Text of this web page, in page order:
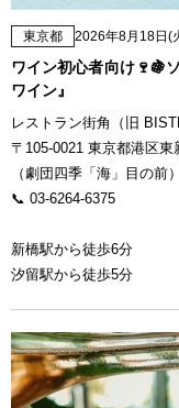
東京都 2026年8月18日(
ワイン初心者向け🍷🍇
ワイン』
レストラン街角（旧
〒105-0021 東京都港区
（劇団四季「海」目の前）
📞 03-6264-6375
新橋駅から徒歩6分
汐留駅から徒歩5分